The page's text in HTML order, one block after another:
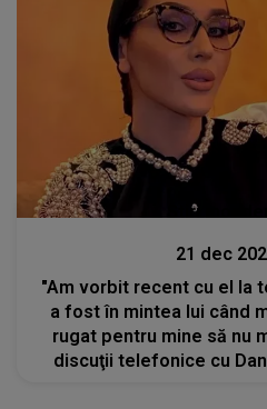
Stiri
21 dec
"Am vorbit recent cu el la
a fost în mintea lui când
rugat pentru mine să nu
discuţii telefonice cu